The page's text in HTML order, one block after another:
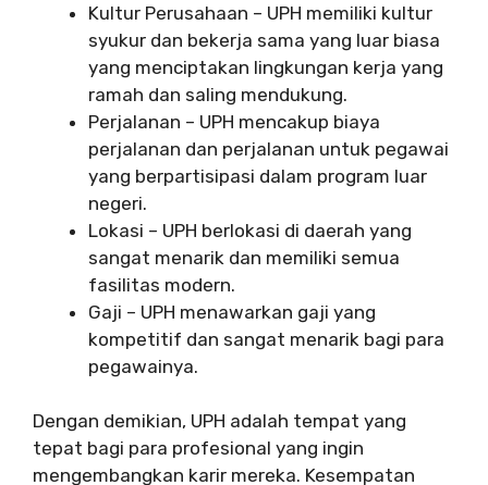
Kultur Perusahaan – UPH memiliki kultur
syukur dan bekerja sama yang luar biasa
yang menciptakan lingkungan kerja yang
ramah dan saling mendukung.
Perjalanan – UPH mencakup biaya
perjalanan dan perjalanan untuk pegawai
yang berpartisipasi dalam program luar
negeri.
Lokasi – UPH berlokasi di daerah yang
sangat menarik dan memiliki semua
fasilitas modern.
Gaji – UPH menawarkan gaji yang
kompetitif dan sangat menarik bagi para
pegawainya.
Dengan demikian, UPH adalah tempat yang
tepat bagi para profesional yang ingin
mengembangkan karir mereka. Kesempatan